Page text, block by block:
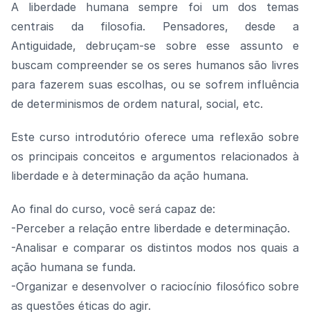
A liberdade humana sempre foi um dos temas
centrais da filosofia. Pensadores, desde a
Antiguidade, debruçam-se sobre esse assunto e
buscam compreender se os seres humanos são livres
para fazerem suas escolhas, ou se sofrem influência
de determinismos de ordem natural, social, etc.
Este curso introdutório oferece uma reflexão sobre
os principais conceitos e argumentos relacionados à
liberdade e à determinação da ação humana.
Ao final do curso, você será capaz de:
-Perceber a relação entre liberdade e determinação.
-Analisar e comparar os distintos modos nos quais a
ação humana se funda.
-Organizar e desenvolver o raciocínio filosófico sobre
as questões éticas do agir.